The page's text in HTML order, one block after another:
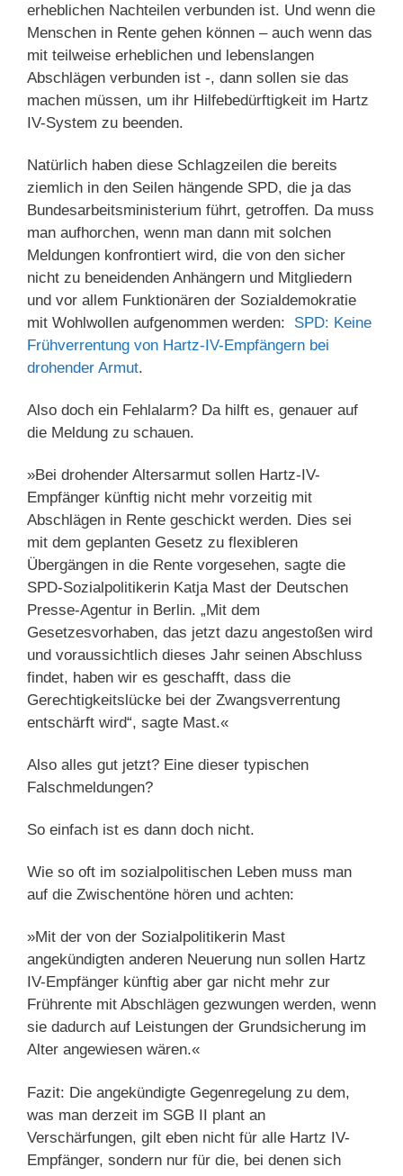
erheblichen Nachteilen verbunden ist. Und wenn die
Menschen in Rente gehen können – auch wenn das
mit teilweise erheblichen und lebenslangen
Abschlägen verbunden ist -, dann sollen sie das
machen müssen, um ihr Hilfebedürftigkeit im Hartz
IV-System zu beenden.
Natürlich haben diese Schlagzeilen die bereits
ziemlich in den Seilen hängende SPD, die ja das
Bundesarbeitsministerium führt, getroffen. Da muss
man aufhorchen, wenn man dann mit solchen
Meldungen konfrontiert wird, die von den sicher
nicht zu beneidenden Anhängern und Mitgliedern
und vor allem Funktionären der Sozialdemokratie
mit Wohlwollen aufgenommen werden: SPD: Keine
Frühverrentung von Hartz-IV-Empfängern bei
drohender Armut.
Also doch ein Fehlalarm? Da hilft es, genauer auf
die Meldung zu schauen.
»Bei drohender Altersarmut sollen Hartz-IV-
Empfänger künftig nicht mehr vorzeitig mit
Abschlägen in Rente geschickt werden. Dies sei
mit dem geplanten Gesetz zu flexibleren
Übergängen in die Rente vorgesehen, sagte die
SPD-Sozialpolitikerin Katja Mast der Deutschen
Presse-Agentur in Berlin. „Mit dem
Gesetzesvorhaben, das jetzt dazu angestoßen wird
und voraussichtlich dieses Jahr seinen Abschluss
findet, haben wir es geschafft, dass die
Gerechtigkeitslücke bei der Zwangsverrentung
entschärft wird“, sagte Mast.«
Also alles gut jetzt? Eine dieser typischen
Falschmeldungen?
So einfach ist es dann doch nicht.
Wie so oft im sozialpolitischen Leben muss man
auf die Zwischentöne hören und achten:
»Mit der von der Sozialpolitikerin Mast
angekündigten anderen Neuerung nun sollen Hartz
IV-Empfänger künftig aber gar nicht mehr zur
Frührente mit Abschlägen gezwungen werden, wenn
sie dadurch auf Leistungen der Grundsicherung im
Alter angewiesen wären.«
Fazit: Die angekündigte Gegenregelung zu dem,
was man derzeit im SGB II plant an
Verschärfungen, gilt eben nicht für alle Hartz IV-
Empfänger, sondern nur für die, bei denen sich